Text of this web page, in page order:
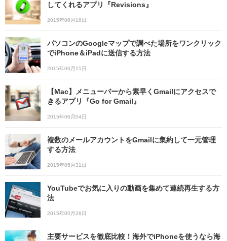
してくれるアプリ『Revisions』
2015年06月18日
パソコンのGoogleマップで調べた場所をワンクリック
でiPhone＆iPadに送信する方法
2015年06月15日
【Mac】メニューバーから素早くGmailにアクセスで
きるアプリ『Go for Gmail』
2015年06月04日
複数のメールアカウントをGmailに集約して一元管理
する方法
2015年05月31日
YouTubeでお気に入りの動画を集めて連続再生する方
法
2015年05月28日
主要サービスを徹底比較！海外でiPhoneを使うなら海